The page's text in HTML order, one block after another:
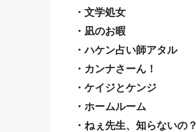
・文学処女
・凪のお暇
・ハケン占い師アタル
・カンナさーん！
・ケイジとケンジ
・ホームルーム
・ねぇ先生、知らないの？